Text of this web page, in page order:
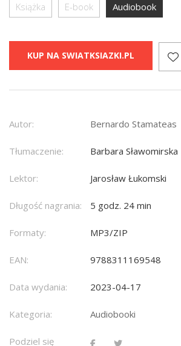
Książka E-book Audiobook
KUP NA SWIATKSIAZKI.PL
Autor: Bernardo Stamateas
Tłumaczenie: Barbara Sławomirska
Lektor: Jarosław Łukomski
Długość nagrania: 5 godz. 24 min
Formaty: MP3/ZIP
EAN: 9788311169548
Data wydania: 2023-04-17
Kategoria: Audiobooki
Podziel się